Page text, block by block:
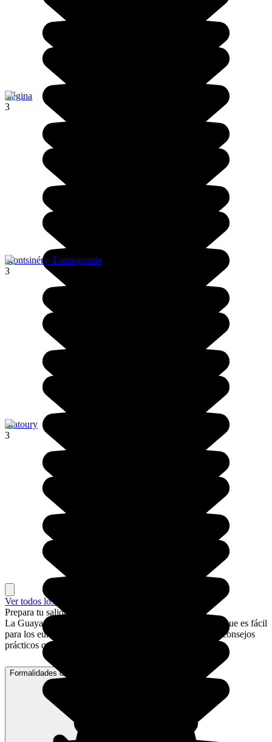
Régina
3
Montsinéry-Tonnegrande
3
Matoury
3
Ver todos los lugares
Prepara tu salida a Guayana Francesa
La Guayana es un departamento de Ultramar francés, así que es fácil
para los europeos poder ir allí. Aquí encontrarás algunos consejos
prácticos que te ayudarán a preparar tu viaje sin estrés.
Formalidades de acceso a Guayana Francesa